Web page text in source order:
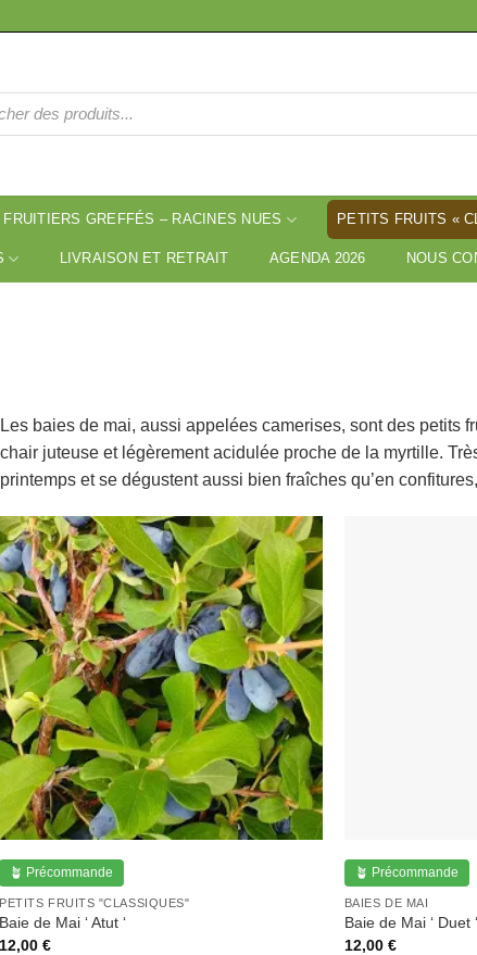
FRUITIERS GREFFÉS – RACINES NUES PETITS FRUITS «
LIVRAISON ET RETRAIT AGENDA 2026 NOUS
Les baies de mai, aussi appelées camerises, sont des petits
chair juteuse et légèrement acidulée proche de la myrtille.
printemps et se dégustent aussi bien fraîches qu’en
🪴 Précommande
PETITS FRUITS "CLASSIQUES"
Baie de Mai ‘ Atut ‘
12,00€
🪴 Précommande
BAIES DE MAI
Baie de Mai ‘ Duet ‘
12,00 €